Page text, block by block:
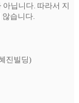
닙니다. 따라서 지
습니다.
진빌딩)